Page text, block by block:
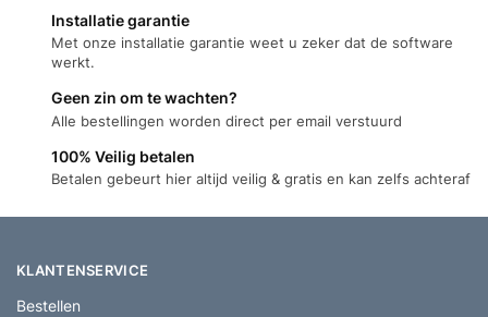
Installatie garantie
Met onze installatie garantie weet u zeker dat de software
werkt.
Geen zin om te wachten?
Alle bestellingen worden direct per email verstuurd
100% Veilig betalen
Betalen gebeurt hier altijd veilig & gratis en kan zelfs achteraf
KLANTENSERVICE
Bestellen